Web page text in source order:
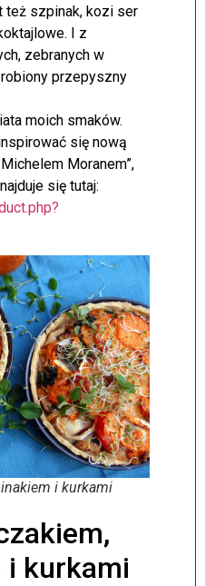
też szpinak, kozi ser
I z
zebranych w
przepyszny
moich smaków.
się nową
Moranem”,
się tutaj:
i kurkami
i kurkami